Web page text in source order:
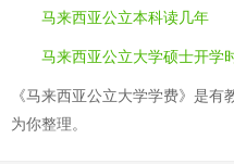
马来西亚公立本科读几年
马来西亚公立大学硕士开学
《马来西亚公立大学学费》是有
为你整理。